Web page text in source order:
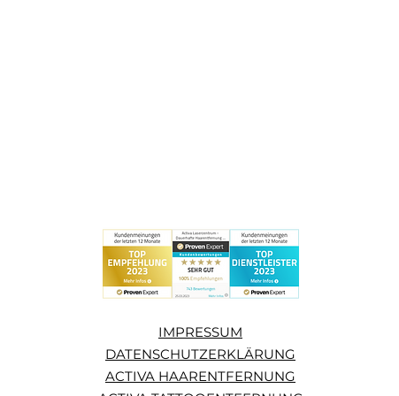
IMPRESSUM
DATENSCHUTZERKLÄRUNG
ACTIVA HAARENTFERNUNG